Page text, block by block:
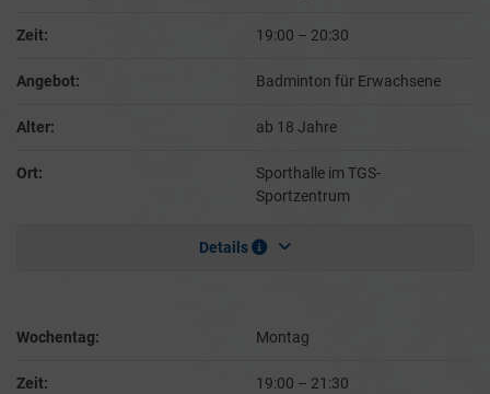
Zeit: 19:00 – 20:30
Angebot: Badminton für Erwachsene
Alter: ab 18 Jahre
Ort:
Sporthalle im TGS-
Sportzentrum
Details
Wochentag: Montag
Zeit: 19:00 – 21:30